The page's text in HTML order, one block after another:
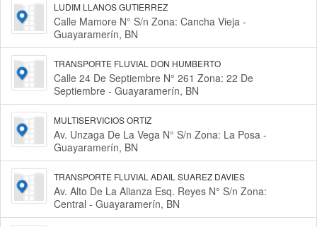
LUDIM LLANOS GUTIERREZ
Calle Mamore N° S/n Zona: Cancha Vieja -
Guayaramerín, BN
TRANSPORTE FLUVIAL DON HUMBERTO
Calle 24 De Septiembre N° 261 Zona: 22 De
Septiembre - Guayaramerín, BN
MULTISERVICIOS ORTIZ
Av. Unzaga De La Vega N° S/n Zona: La Posa -
Guayaramerín, BN
TRANSPORTE FLUVIAL ADAIL SUAREZ DAVIES
Av. Alto De La Alianza Esq. Reyes N° S/n Zona:
Central - Guayaramerín, BN